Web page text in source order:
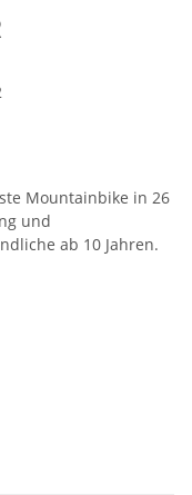
Mountainbike in 26
und
ab 10 Jahren.